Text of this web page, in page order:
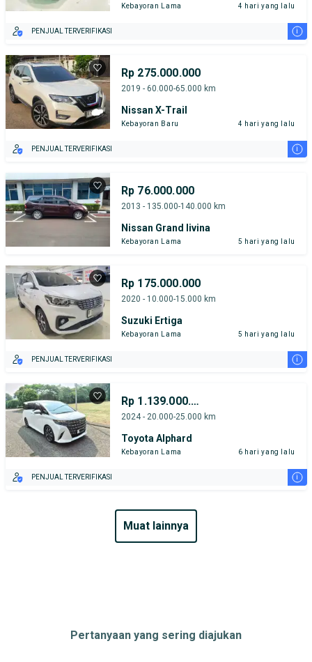
Kebayoran Lama 4 hari yang lalu
PENJUAL TERVERIFIKASI i
Rp 275.000.000
2019 - 60.000-65.000 km
Nissan X-Trail
Kebayoran Baru 4 hari yang lalu
PENJUAL TERVERIFIKASI i
Rp 76.000.000
2013 - 135.000-140.000 km
Nissan Grand livina
Kebayoran Lama 5 hari yang lalu
Rp 175.000.000
2020 - 10.000-15.000 km
Suzuki Ertiga
Kebayoran Lama 5 hari yang lalu
PENJUAL TERVERIFIKASI i
Rp 1.139.000.000
2024 - 20.000-25.000 km
Toyota Alphard
Kebayoran Lama 6 hari yang lalu
PENJUAL TERVERIFIKASI i
muat lainnya
Pertanyaan yang sering diajukan